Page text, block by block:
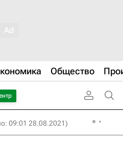
Общество
09:01 28.08.2021)